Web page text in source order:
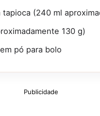
(240 ml
130 g)
pó para bolo
Publicidade